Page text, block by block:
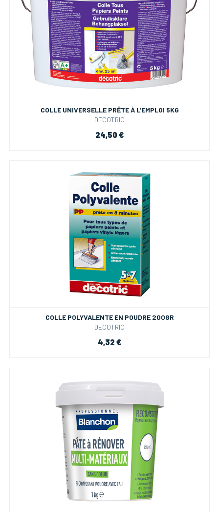
COLLE UNIVERSELLE PRÊTE À L'EMPLOI 5KG
DECOTRIC
24,50 €
COLLE POLYVALENTE EN POUDRE 200GR
DECOTRIC
4,32 €